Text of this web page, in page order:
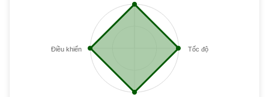
Tốc độ
Điều khiển